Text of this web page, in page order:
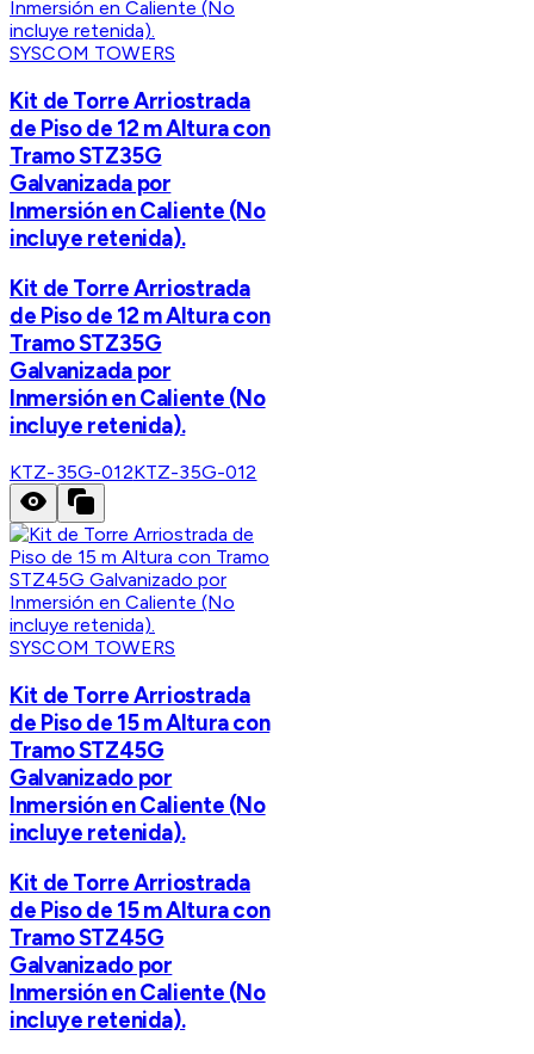
SYSCOM TOWERS
Kit de Torre Arriostrada
de Piso de 12 m Altura con
Tramo STZ35G
Galvanizada por
Inmersión en Caliente (No
incluye retenida).
Kit de Torre Arriostrada
de Piso de 12 m Altura con
Tramo STZ35G
Galvanizada por
Inmersión en Caliente (No
incluye retenida).
KTZ-35G-012KTZ-35G-012
SYSCOM TOWERS
Kit de Torre Arriostrada
de Piso de 15 m Altura con
Tramo STZ45G
Galvanizado por
Inmersión en Caliente (No
incluye retenida).
Kit de Torre Arriostrada
de Piso de 15 m Altura con
Tramo STZ45G
Galvanizado por
Inmersión en Caliente (No
incluye retenida).